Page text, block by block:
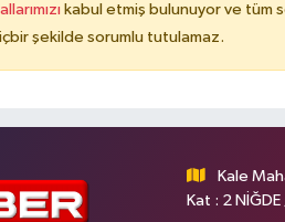
kabul etmiş bulunuyor ve tüm
şekilde sorumlu tutulamaz.
Kale
Kat : 2 NİĞDE